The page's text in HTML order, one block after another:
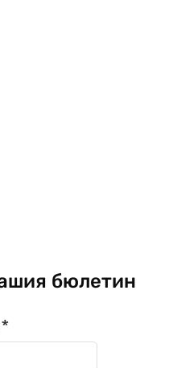
бюлетин
*